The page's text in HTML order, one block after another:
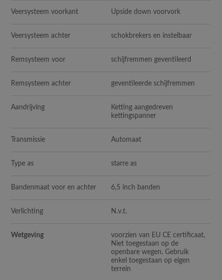
Veersysteem voorkant Upside down voorvork
Veersysteem achter schokbrekers en instelbaar
Remsysteem voor schijfremmen geventileerd
Remsysteem achter geventileerde schijfremmen
Aandrijving
Ketting aangedreven
kettingspanner
Transmissie Automaat
Type as starre as
Bandenmaat voor en achter 6,5 inch banden
Verlichting N.v.t.
Wetgeving
voorzien van EU CE certificaat,
Niet toegestaan op de
openbare wegen. Gebruik
enkel toegestaan op eigen
terrein